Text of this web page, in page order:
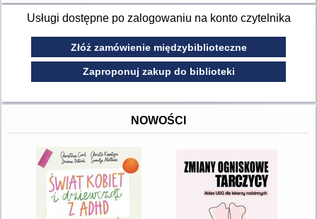
Usługi dostępne po zalogowaniu na konto czytelnika
Złóż zamówienie międzybiblioteczne
Zaproponuj zakup do biblioteki
NOWOŚCI